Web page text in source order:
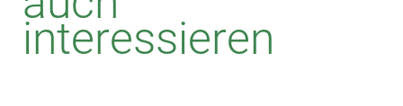
interessieren